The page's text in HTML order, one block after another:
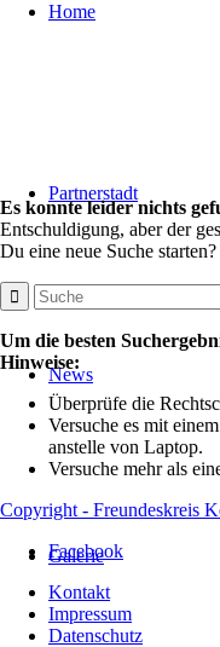
Home
Partnerstadt
News
Galerie
Es konnte leider nichts
Entschuldigung, aber der
Du eine neue Suche starten?
Um die besten
Hinweise:
Überprüfe die
Versuche es mit
anstelle von Laptop.
Versuche mehr als
Copyright - Freundeskreis
Facebook
Kontakt
Impressum
Datenschutz